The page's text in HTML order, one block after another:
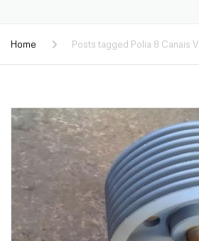
Home Posts tagged Polia 8 Canais V